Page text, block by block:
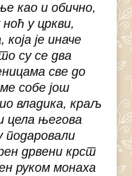
као и обично,
у цркви,
је иначе
су се два
све до
собе још
владика, краљ
цела његова
дрвени крст
руком монаха